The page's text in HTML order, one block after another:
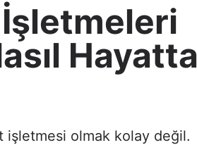
Hayatta
olmak kolay değil.